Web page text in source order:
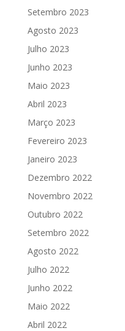
Setembro 2023
Agosto 2023
Julho 2023
Junho 2023
Maio 2023
Abril 2023
Março 2023
Fevereiro 2023
Janeiro 2023
Dezembro 2022
Novembro 2022
Outubro 2022
Setembro 2022
Agosto 2022
Julho 2022
Junho 2022
Maio 2022
Abril 2022